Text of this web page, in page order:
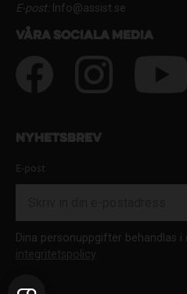
E-post:Info@assist.se
Våra sociala media
Nyhetsbrev
E-post
Dina personuppgifter behandlas i
integritetspolicy.